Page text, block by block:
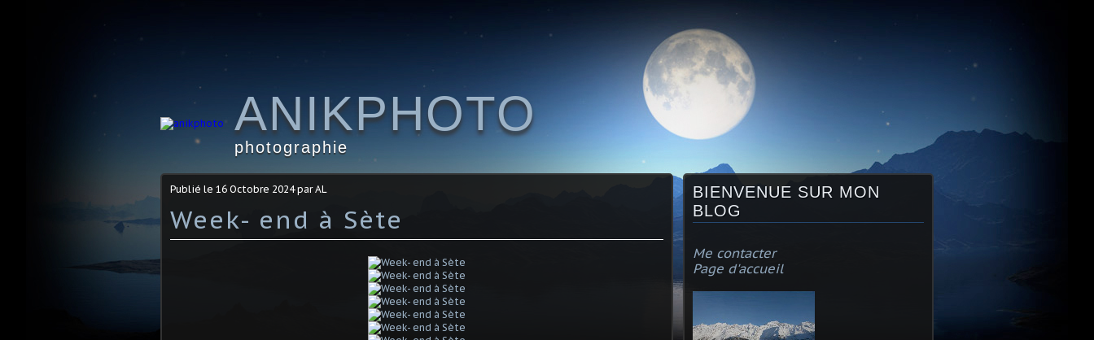
ANIKPHOTO
photographie
Publié le 16 Octobre 2024par AL
Week- end à Sète
BIENVENUE SUR MON
BLOG
Me contacter
Page d'accueil